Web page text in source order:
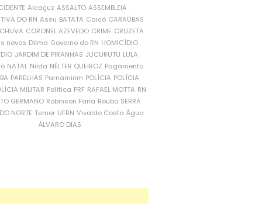
Alcaçuz ASSALTO ASSEMBLEIA
DO RN Assu BATATA Caicó CARAÚBAS
CORONEL AZEVEDO CRIME CRUZETA
novos Dilma Governo do RN HOMICÍDIO
JARDIM DE PIRANHAS JUCURUTU LULA
NATAL Nilda NÉLTER QUEIROZ Pagamento
PARELHAS Parnamirim POLÍCIA POLÍCIA
MILITAR Política PRF RAFAEL MOTTA RN
GERMANO Robinson Faria Roubo SERRA
NORTE Temer UFRN Vivaldo Costa Água
ÁLVARO DIAS